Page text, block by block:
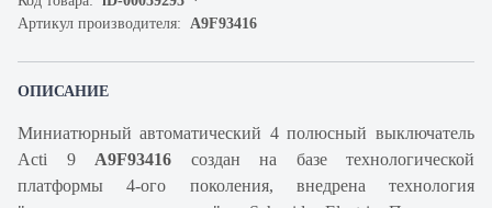
Артикул производителя: A9F93416
ОПИСАНИЕ
Миниатюрный автоматический 4 полюсный выключатель
Acti 9 A9F93416 создан на базе технологической
платформы 4-ого поколения, внедрена технология